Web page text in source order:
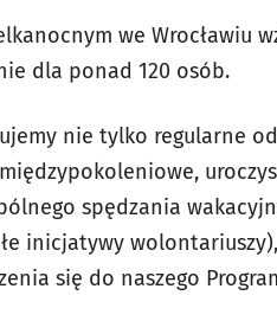
we Wrocławiu
dla ponad 120 osób.
nie tylko regularne
spędzania
inicjatywy
się do naszego